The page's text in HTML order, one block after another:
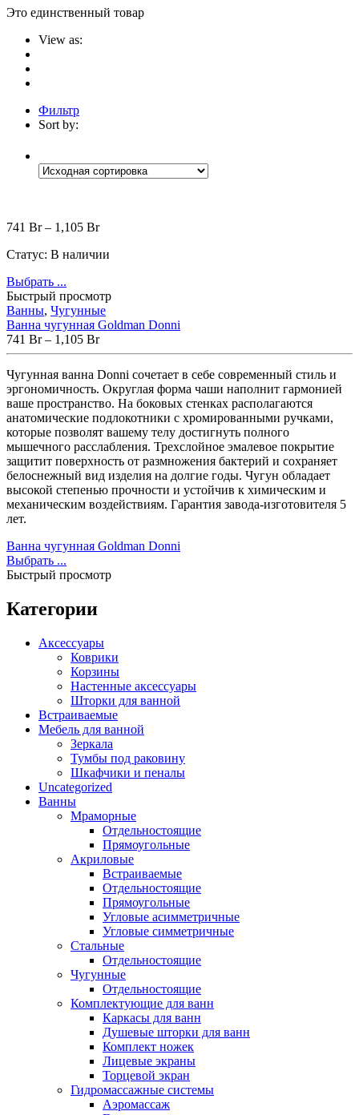
Это единственный товар
View as:
Фильтр
Sort by:
Цена
Brands
741 Br– 1,105 Br
Статус: В наличии
Выбрать ...
Быстрый просмотр
Ванны, Чугунные
Ванна чугунная Goldman Donni
741 Br– 1,105 Br
Чугунная ванна Donni сочетает в себе современный стиль и
эргономичность. Округлая форма чаши наполнит гармонией
ваше пространство. На боковых стенках располагаются
анатомические подлокотники с хромированными ручками,
которые позволят вашему телу достигнуть полного
мышечного расслабления. Трехслойное эмалевое покрытие
защитит поверхность от размножения бактерий и сохраняет
белоснежный вид изделия на долгие годы. Чугун обладает
высокой степенью прочности и устойчив к химическим и
механическим воздействиям. Гарантия завода-изготовителя 5
лет.
Ванна чугунная Goldman Donni
Выбрать ...
Быстрый просмотр
Категории
Аксессуары
Коврики
Корзины
Настенные аксессуары
Шторки для ванной
Встраиваемые
Мебель для ванной
Зеркала
Тумбы под раковину
Шкафчики и пеналы
Uncategorized
Ванны
Мраморные
Отдельностоящие
Прямоугольные
Акриловые
Встраиваемые
Отдельностоящие
Прямоугольные
Угловые асимметричные
Угловые симметричные
Стальные
Отдельностоящие
Чугунные
Отдельностоящие
Комплектующие для ванн
Каркасы для ванн
Душевые шторки для ванн
Комплект ножек
Лицевые экраны
Торцевой экран
Гидромассажные системы
Аэромассаж